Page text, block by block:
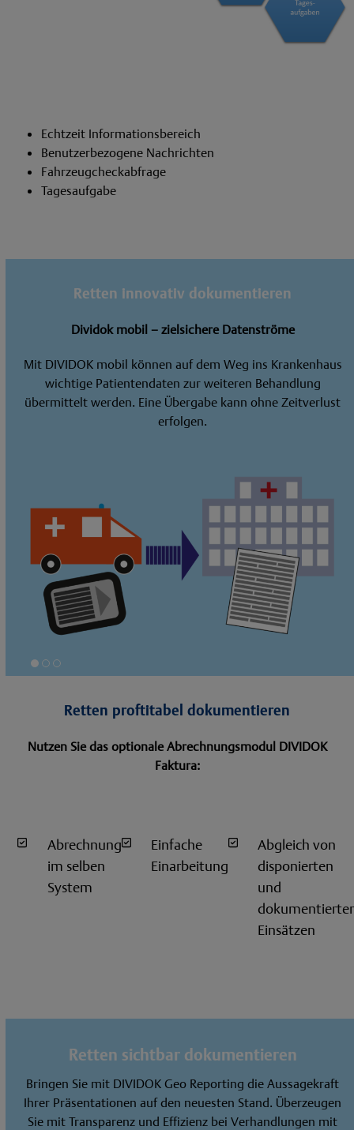
Echtzeit Informationsbereich
Benutzerbezogene Nachrichten
Fahrzeugcheckabfrage
Tagesaufgabe
Retten innovativ dokumentieren
Dividok mobil – zielsichere Datenströme
Mit DIVIDOK mobil können auf dem Weg ins Krankenhaus
wichtige Patientendaten zur weiteren Behandlung
übermittelt werden. Eine Übergabe kann ohne Zeitverlust
erfolgen.
Retten proftitabel dokumentieren
Nutzen Sie das optionale Abrechnungsmodul DIVIDOK
Faktura:
Abrechnung
im selben
System
Einfache
Einarbeitung
Abgleich von
disponierten
und
Einsätzen
Retten sichtbar dokumentieren
Bringen Sie mit DIVIDOK Geo Reporting die Aussagekraft
Ihrer Präsentationen auf den neuesten Stand. Überzeugen
Sie mit Transparenz und Effizienz bei Verhandlungen mit